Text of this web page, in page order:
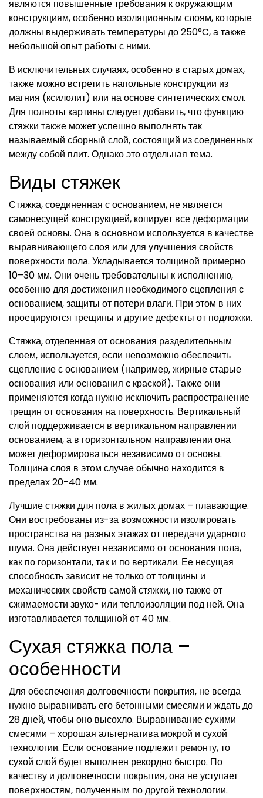
являются повышенные требования к окружающим
конструкциям, особенно изоляционным слоям, которые
должны выдерживать температуры до 250°C, а также
небольшой опыт работы с ними.
В исключительных случаях, особенно в старых домах,
также можно встретить напольные конструкции из
магния (ксилолит) или на основе синтетических смол.
Для полноты картины следует добавить, что функцию
стяжки также может успешно выполнять так
называемый сборный слой, состоящий из соединенных
между собой плит. Однако это отдельная тема.
Виды стяжек
Стяжка, соединенная с основанием, не является
самонесущей конструкцией, копирует все деформации
своей основы. Она в основном используется в качестве
выравнивающего слоя или для улучшения свойств
поверхности пола. Укладывается толщиной примерно
10–30 мм. Они очень требовательны к исполнению,
особенно для достижения необходимого сцепления с
основанием, защиты от потери влаги. При этом в них
проецируются трещины и другие дефекты от подложки.
Стяжка, отделенная от основания разделительным
слоем, используется, если невозможно обеспечить
сцепление с основанием (например, жирные старые
основания или основания с краской). Также они
применяются когда нужно исключить распространение
трещин от основания на поверхность. Вертикальный
слой поддерживается в вертикальном направлении
основанием, а в горизонтальном направлении она
может деформироваться независимо от основы.
Толщина слоя в этом случае обычно находится в
пределах 20-40 мм.
Лучшие стяжки для пола в жилых домах – плавающие.
Они востребованы из-за возможности изолировать
пространства на разных этажах от передачи ударного
шума. Она действует независимо от основания пола,
как по горизонтали, так и по вертикали. Ее несущая
способность зависит не только от толщины и
механических свойств самой стяжки, но также от
сжимаемости звуко- или теплоизоляции под ней. Она
изготавливается толщиной от 40 мм.
Сухая стяжка пола –
особенности
Для обеспечения долговечности покрытия, не всегда
нужно выравнивать его бетонными смесями и ждать до
28 дней, чтобы оно высохло. Выравнивание сухими
смесями – хорошая альтернатива мокрой и сухой
технологии. Если основание подлежит ремонту, то
сухой слой будет выполнен рекордно быстро. По
качеству и долговечности покрытия, она не уступает
поверхностям, полученным по другой технологии.